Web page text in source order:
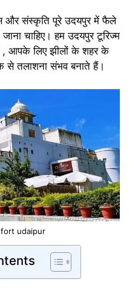
और संस्कृति पूरे उदयपुर में फैले
चाहिए। हम उदयपुर टूरिज्म
, आपके लिए झीलों के शहर के
से तलाशना संभव बनाते हैं।
fort udaipur